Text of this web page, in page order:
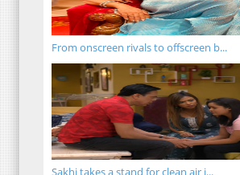
From onscreen rivals to offscreen b...
Sakhi takes a stand for clean air i...